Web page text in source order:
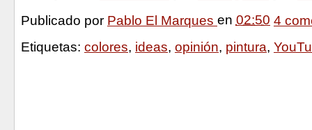
Publicado por Pablo El Marques en 02:50 4
Etiquetas: colores, ideas, opinión, pintura,